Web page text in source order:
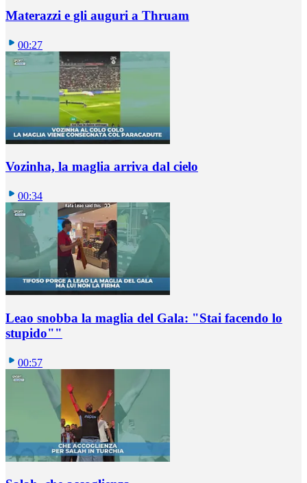
Materazzi e gli auguri a Thruam
00:27
Vozinha, la maglia arriva dal cielo
00:34
Leao snobba la maglia del Gala: "Stai facendo lo
stupido""
00:57